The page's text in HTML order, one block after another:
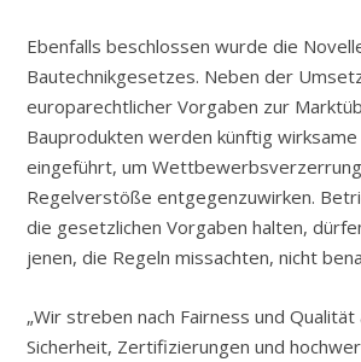
Ebenfalls beschlossen wurde die
Bautechnikgesetzes. Neben der
europarechtlicher Vorgaben zur
Bauprodukten werden künftig
eingeführt, um
Regelverstöße entgegenzuwirken.
die gesetzlichen Vorgaben halten,
jenen, die Regeln missachten, nicht
„Wir streben nach Fairness und Qualität
Sicherheit, Zertifizierungen und